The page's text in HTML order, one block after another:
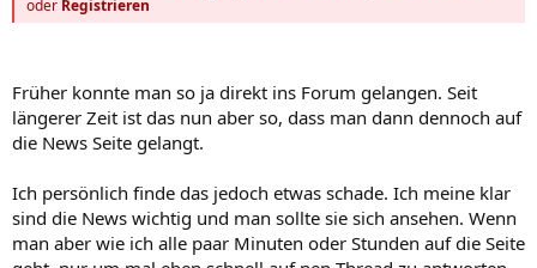
oder Registrieren
Früher konnte man so ja direkt ins Forum gelangen. Seit
längerer Zeit ist das nun aber so, dass man dann dennoch auf
die News Seite gelangt.
Ich persönlich finde das jedoch etwas schade. Ich meine klar
sind die News wichtig und man sollte sie sich ansehen. Wenn
man aber wie ich alle paar Minuten oder Stunden auf die Seite